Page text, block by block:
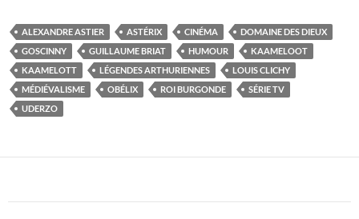
ALEXANDRE ASTIER ASTÉRIX CINÉMA
DOMAINE DES DIEUX
GOSCINNY
GUILLAUME BRIAT HUMOUR
KAAMELOOT
KAAMELOTT
LÉGENDES ARTHURIENNES
LOUIS CLICHY
MÉDIÉVALISME
OBÉLIX ROI BURGONDE
SÉRIE TV
UDERZO